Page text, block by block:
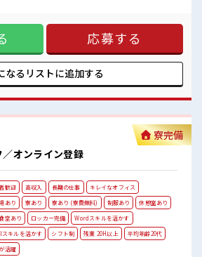
迎バス有★
ー完備！
冷蔵庫/洗濯機/エアコンなどは備え付け！ 赴任
交通費も規定支給！ ＼◎*無期雇用派遣
間制限のない雇用契約を結んだ上で、 派遣先
大手企業の技術を身につけてスキルUPを目指し
スタッフさんも多数
分からないことも聞きやすい職場！ 空調完備で
り無料送迎バス有★ 売店・社員食堂・ロッカー
応募する
なるリストに追加する
オンライン登録
寮完備
歓迎 高収入 長期の仕事
キレイなオフィス
あり
寮あり 寮あり (寮費無料) 制服あり
休憩室あり
堂あり
ロッカー完備
Wordスキルを活かす
スキルを活かす
シフト制 残業 20H以上
平均年齢20代
活躍